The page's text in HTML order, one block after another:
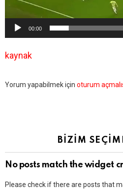
00:00
kaynak
Bir
Yorum yapabilmek için oturum
BİZİM
No posts match the widget
Please check if there are posts that